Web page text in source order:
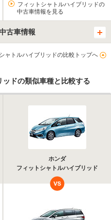
フィットシャトルハイブリッドの
中古車情報を見る
古車情報
ャトルハイブリッドの比較トップへ
ドの類似車種と比較する
ホンダ
フィットシャトルハイブリッド